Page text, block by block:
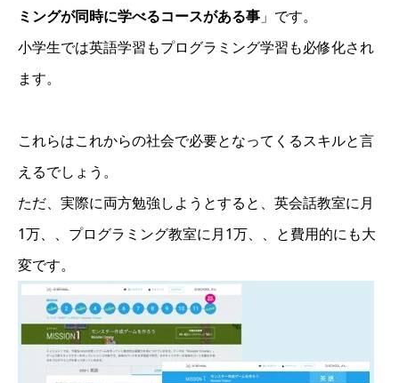
ミングが同時に学べるコースがある事 」です。
小学生では英語学習もプログラミング学習も必修化され
ます。
これらはこれからの社会で必要となってくるスキルと言
えるでしょう。
ただ、実際に両方勉強しようとすると、英会話教室に月
1万、、プログラミング教室に月1万、、と費用的にも大
変です。